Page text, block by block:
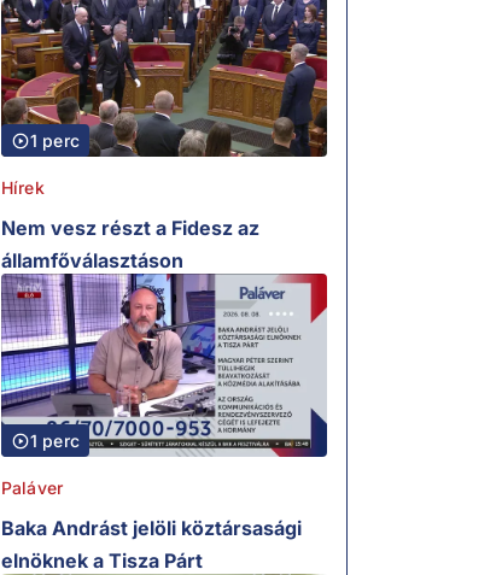
1 perc
Hírek
Nem vesz részt a Fidesz az
államfőválasztáson
1 perc
Paláver
Baka Andrást jelöli köztársasági
elnöknek a Tisza Párt